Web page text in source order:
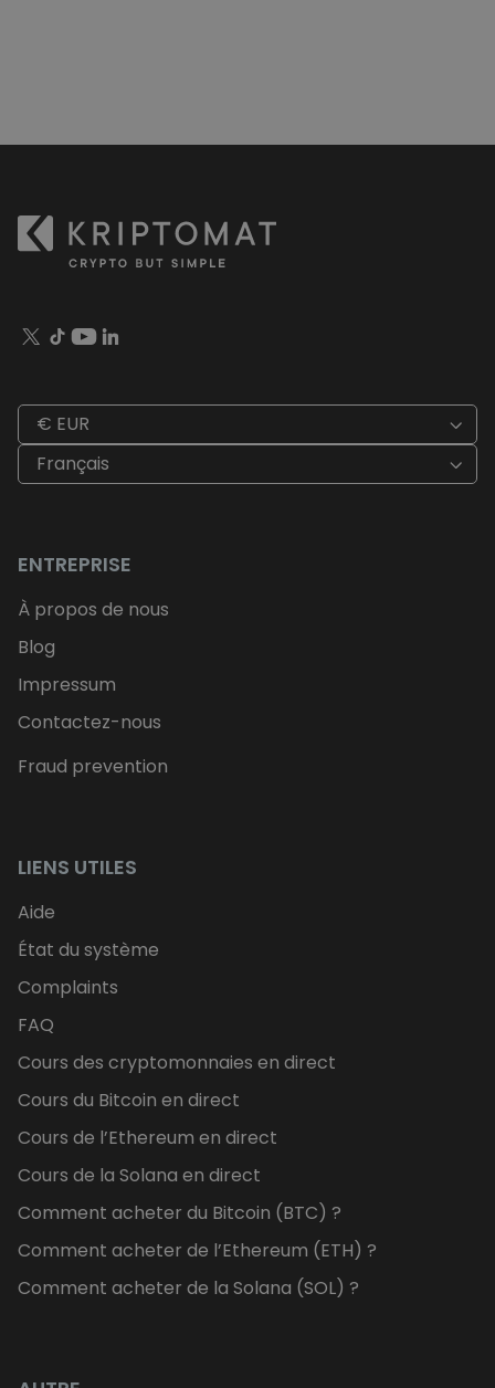
€ EUR
Français
ENTREPRISE
À propos de nous
Blog
Impressum
Contactez-nous
Fraud prevention
LIENS UTILES
Aide
État du système
Complaints
FAQ
Cours des cryptomonnaies en direct
Cours du Bitcoin en direct
Cours de l’Ethereum en direct
Cours de la Solana en direct
Comment acheter du Bitcoin (BTC) ?
Comment acheter de l’Ethereum (ETH) ?
Comment acheter de la Solana (SOL) ?